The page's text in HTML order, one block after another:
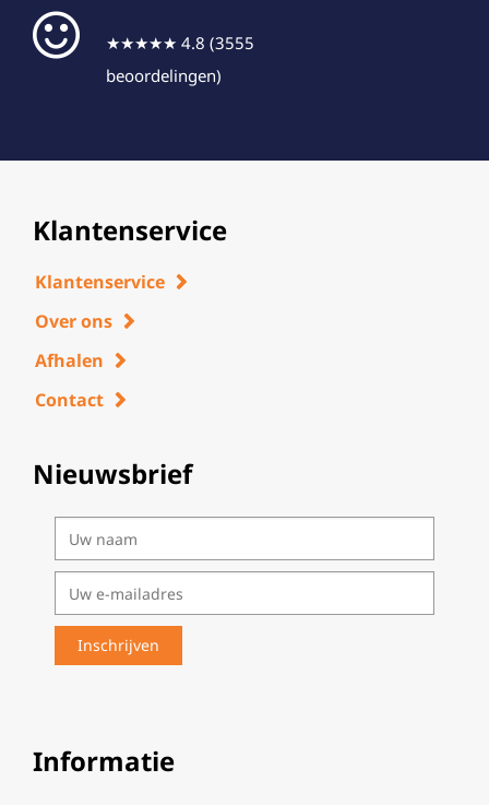
★★★★★ 4.8 (3555
beoordelingen)
Klantenservice
Klantenservice
Over ons
Afhalen
Contact
Nieuwsbrief
Informatie